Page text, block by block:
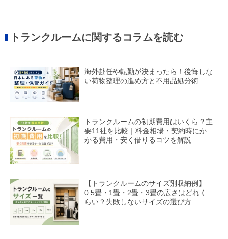
トランクルームに関するコラムを読む
海外赴任や転勤が決まったら！後悔しな
い荷物整理の進め方と不用品処分術
トランクルームの初期費用はいくら？主
要11社を比較｜料金相場・契約時にか
かる費用・安く借りるコツを解説
【トランクルームのサイズ別収納例】
0.5畳・1畳・2畳・3畳の広さはどれく
らい？失敗しないサイズの選び方